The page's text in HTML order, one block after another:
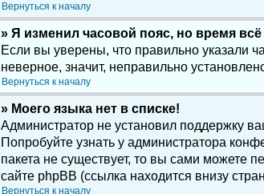
Вернуться к началу
» Я изменил часовой пояс, но время
Если вы уверены, что правильно указали
неверное, значит, неправильно
Вернуться к началу
» Моего языка нет в списке!
Администратор не установил поддержку
Попробуйте узнать у администратора
пакета не существует, то вы сами можете
сайте phpBB (ссылка находится внизу
Вернуться к началу